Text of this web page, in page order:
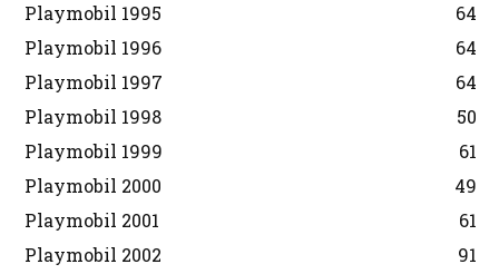
Playmobil 1995
64
Playmobil 1996
64
Playmobil 1997
64
Playmobil 1998
50
Playmobil 1999
61
Playmobil 2000
49
Playmobil 2001
61
Playmobil 2002
91